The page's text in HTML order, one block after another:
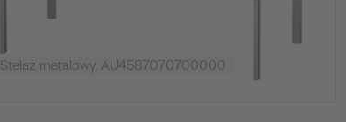
Stelaż metalowy, AU4587070700000